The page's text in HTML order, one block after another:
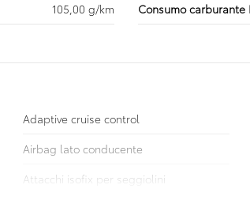
105,00 g/km Consumo carburante
Adaptive cruise control
Airbag lato conducente
Attacchi isofix per seggiolini